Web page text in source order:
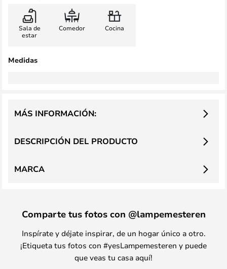
Sala de
estar
Comedor Cocina
Medidas
DESCRIPCIÓN DEL PRODUCTO
MÁS INFORMACIÓN:
MARCA
Comparte tus fotos con @lampemesteren
Inspírate y déjate inspirar, de un hogar único a otro.
¡Etiqueta tus fotos con #yesLampemesteren y puede
que veas tu casa aquí!